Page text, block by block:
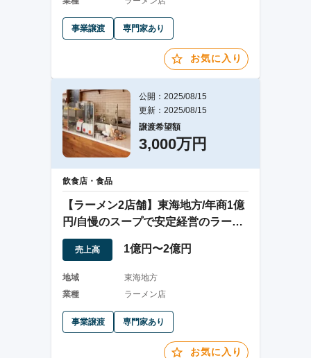
事業譲渡 専門家あり
お気に入り
公開：2025/08/15
更新：2025/08/15
譲渡希望額
3,000万円
飲食店・食品
【ラーメン2店舗】東海地方/年商1億
円/自慢のスープで安定経営のラーメ
ン店
売上高 1億円〜2億円
地域
東海地方
業種
ラーメン店
事業譲渡 専門家あり
お気に入り